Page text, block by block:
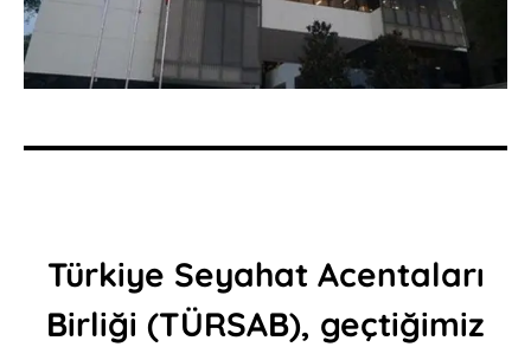
Türkiye Seyahat Acentaları
Birliği (TÜRSAB), geçtiğimiz